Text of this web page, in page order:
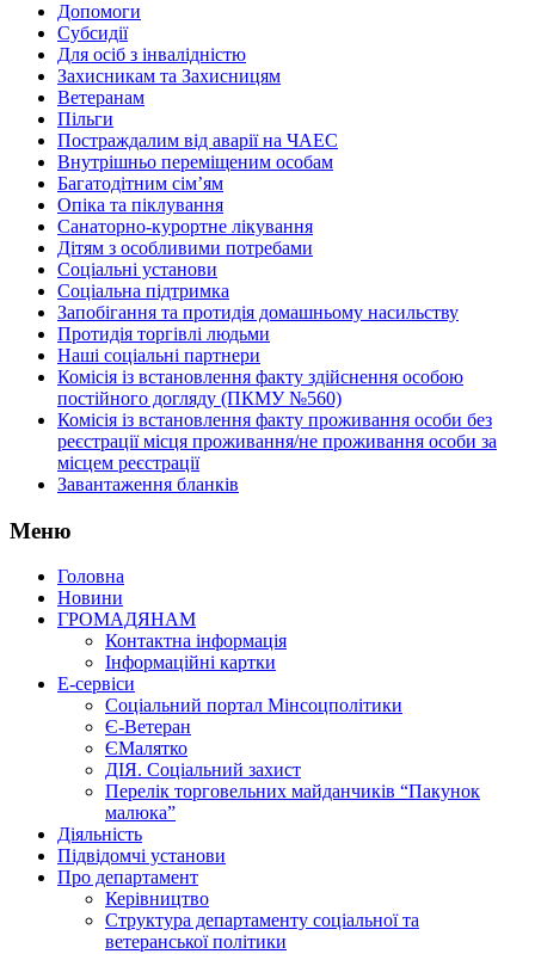
Допомоги
Субсидії
Для осіб з інвалідністю
Захисникам та Захисницям
Ветеранам
Пільги
Постраждалим від аварії на ЧАЕС
Внутрішньо переміщеним особам
Багатодітним сім’ям
Опіка та піклування
Санаторно-курортне лікування
Дітям з особливими потребами
Соціальні установи
Соціальна підтримка
Запобігання та протидія домашньому насильству
Протидія торгівлі людьми
Наші соціальні партнери
Комісія із встановлення факту здійснення особою
постійного догляду (ПКМУ №560)
Комісія із встановлення факту проживання особи без
реєстрації місця проживання/не проживання особи за
місцем реєстрації
Завантаження бланків
Меню
Головна
Новини
ГРОМАДЯНАМ
Контактна інформація
Інформаційні картки
Е-сервіси
Соціальний портал Мінсоцполітики
Є-Ветеран
ЄМалятко
ДІЯ. Соціальний захист
Перелік торговельних майданчиків “Пакунок
малюка”
Діяльність
Підвідомчі установи
Про департамент
Керівництво
Структура департаменту соціальної та
ветеранської політики